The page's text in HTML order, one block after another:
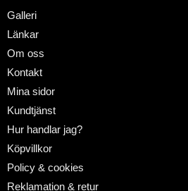
Galleri
Länkar
Om oss
Kontakt
Mina sidor
Kundtjänst
Hur handlar jag?
Köpvillkor
Policy & cookies
Reklamation & retur